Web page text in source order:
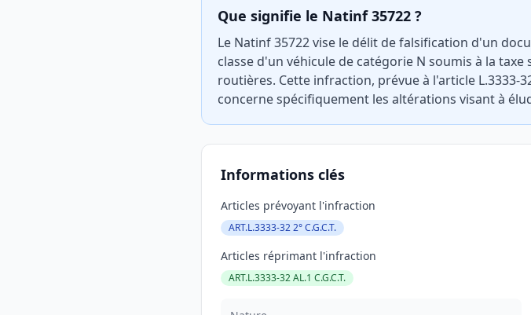
Que signifie le Natinf 35722 ?
Le Natinf 35722 vise le délit de falsification d'un
classe d'un véhicule de catégorie N soumis à la
routières. Cette infraction, prévue à l'article L.3333-
concerne spécifiquement les altérations visant à
Informations clés
Articles prévoyant l'infraction
ART.L.3333-32 2° C.G.C.T.
Articles réprimant l'infraction
ART.L.3333-32 AL.1 C.G.C.T.